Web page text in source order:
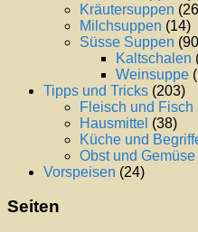
Kräutersuppen
Milchsuppen (14)
Süsse Suppen
Kaltschalen
Weinsuppe
Tipps und Tricks (203)
Fleisch und Fisch
Hausmittel (38)
Küche und
Obst und Gemüse
Vorspeisen (24)
Seiten